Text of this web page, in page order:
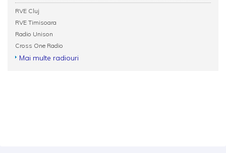
RVE Cluj
RVE Timisoara
Radio Unison
Cross One Radio
Mai multe radiouri